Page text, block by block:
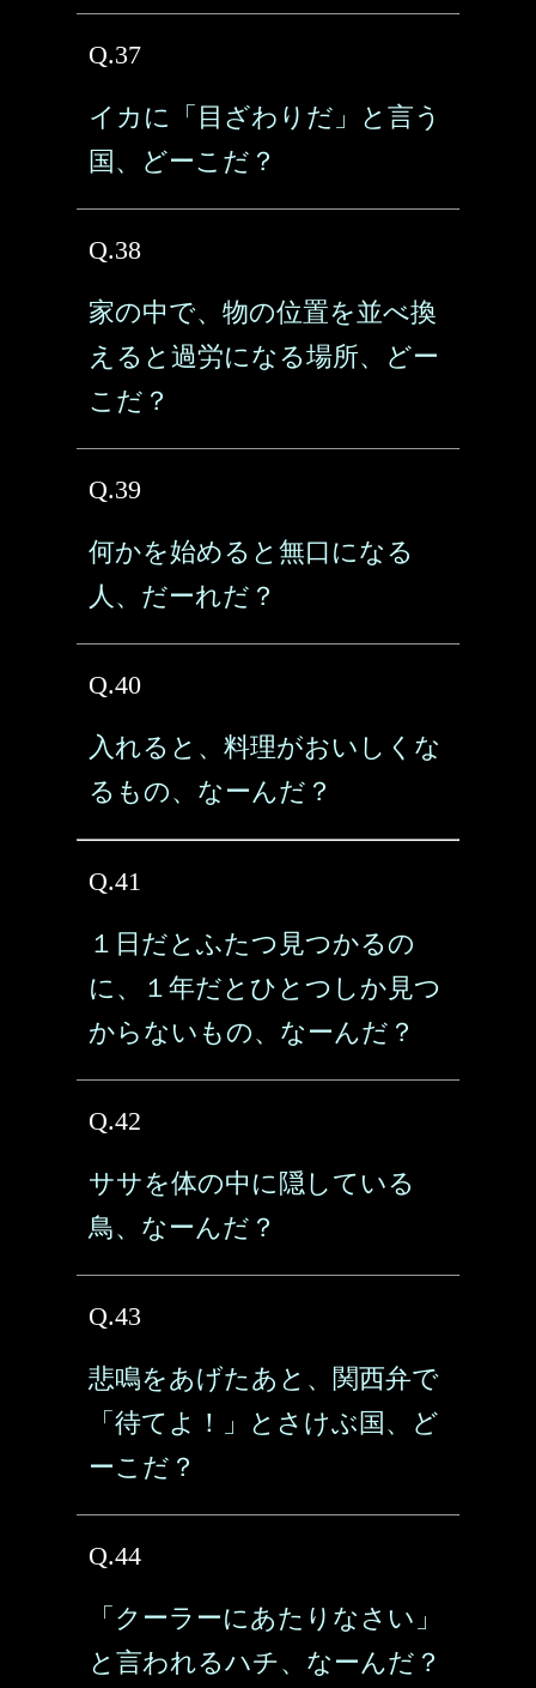
Q.37
イカに「目ざわりだ」と言う
国、どーこだ？
Q.38
家の中で、物の位置を並べ換
えると過労になる場所、どー
こだ？
Q.39
何かを始めると無口になる
人、だーれだ？
Q.40
入れると、料理がおいしくな
るもの、なーんだ？
Q.41
１日だとふたつ見つかるの
に、１年だとひとつしか見つ
からないもの、なーんだ？
Q.42
ササを体の中に隠している
鳥、なーんだ？
Q.43
悲鳴をあげたあと、関西弁で
「待てよ！」とさけぶ国、ど
ーこだ？
Q.44
「クーラーにあたりなさい」
と言われるハチ、なーんだ？